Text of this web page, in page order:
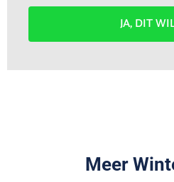
JA, DIT
Meer